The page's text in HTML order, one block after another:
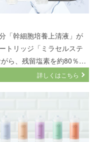
「幹細胞培養上清液」が
トリッジ「ミラセルステ
詳しくはこちら